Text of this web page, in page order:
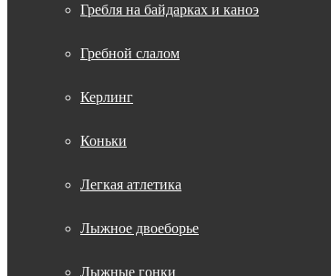
Гребля на байдарках и каноэ
Гребной слалом
Керлинг
Коньки
Легкая атлетика
Лыжное двоеборье
Лыжные гонки